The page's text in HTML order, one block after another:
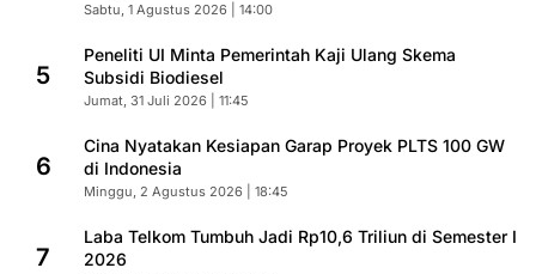
Sabtu, 1 Agustus 2026 | 14:00
5
Peneliti UI Minta Pemerintah Kaji Ulang Skema
Subsidi Biodiesel
Jumat, 31 Juli 2026 | 11:45
6
Cina Nyatakan Kesiapan Garap Proyek PLTS 100 GW
di Indonesia
Minggu, 2 Agustus 2026 | 18:45
7
Laba Telkom Tumbuh Jadi Rp10,6 Triliun di Semester I
2026